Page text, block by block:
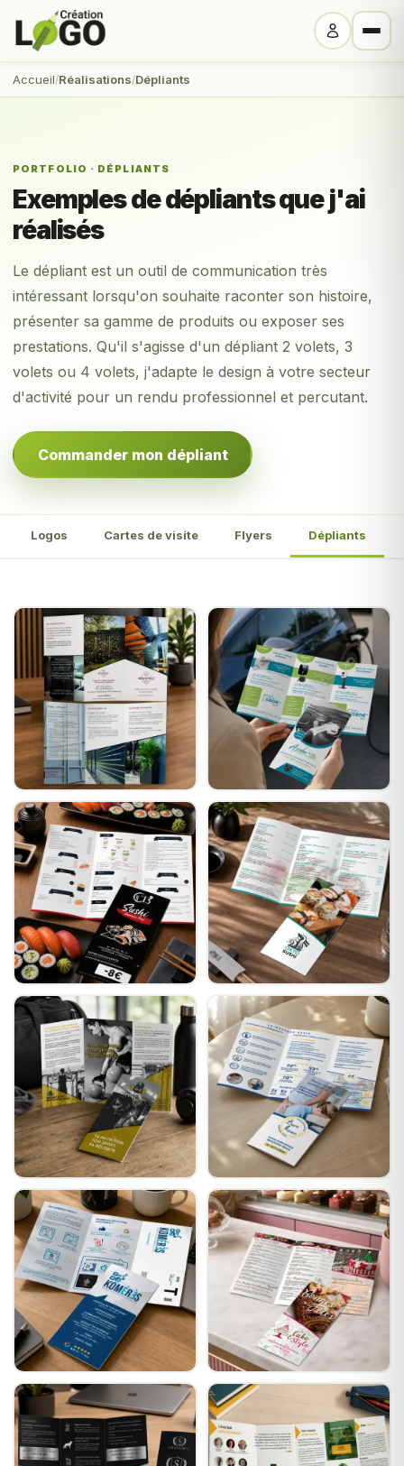
Accueil Réalisations Dépliants
PORTFOLIO · DÉPLIANTS
Exemples de dépliants que j'ai
réalisés
Le dépliant est un outil de communication très
intéressant lorsqu'on souhaite raconter son histoire,
présenter sa gamme de produits ou exposer ses
prestations. Qu'il s'agisse d'un dépliant 2 volets, 3
volets ou 4 volets, j'adapte le design à votre secteur
d'activité pour un rendu professionnel et percutant.
Commander mon dépliant
Logos Cartes de visite Flyers Dépliants